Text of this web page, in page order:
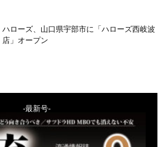
ハローズ、山口県宇部市に「ハローズ西岐波
店」オープン
-最新号-